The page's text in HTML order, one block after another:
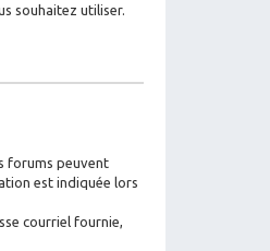
souhaitez utiliser.
forums peuvent
est indiquée lors
courriel fournie,